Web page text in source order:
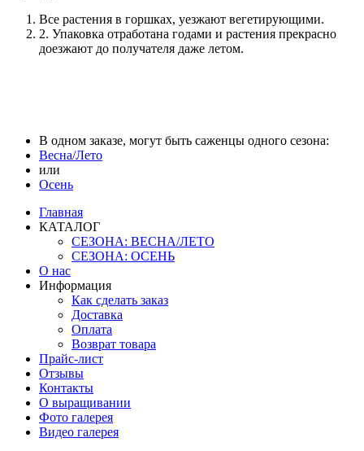
Все растения в горшках, уезжают вегетирующими.
2. Упаковка отработана годами и растения прекрасно
доезжают до получателя даже летом.
В одном заказе, могут быть саженцы одного сезона:
Весна/Лето
или
Осень
Главная
КАТАЛОГ
СЕЗОНА: ВЕСНА/ЛЕТО
СЕЗОНА: ОСЕНЬ
О нас
Информация
Как сделать заказ
Доставка
Оплата
Возврат товара
Прайс-лист
Отзывы
Контакты
О выращивании
Фото галерея
Видео галерея